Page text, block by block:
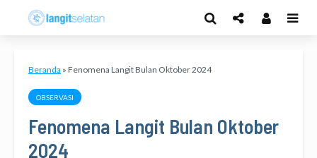
Beranda » Fenomena Langit Bulan Oktober 2024
OBSERVASI
Fenomena Langit Bulan Oktober
2024